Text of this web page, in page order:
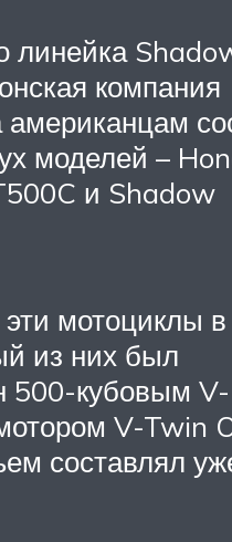
линейка
компания
американцам
моделей –
и Shadow
мотоциклы
из них был
500-кубовым V-
V-Twin
составлял